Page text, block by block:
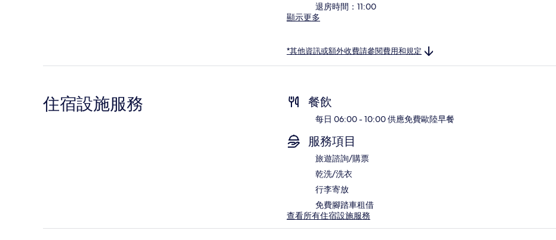
退房時間：11:00
顯示更多
*其他資訊或額外收費請參閱費用和規定
住宿設施服務 餐飲
每日 06:00 - 10:00 供應免費歐陸早餐
服務項目
旅遊諮詢/購票
乾洗/洗衣
行李寄放
免費腳踏車租借
查看所有住宿設施服務